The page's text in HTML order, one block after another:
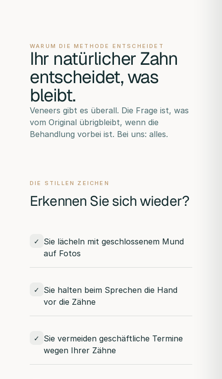
WARUM DIE METHODE ENTSCHEIDET
Ihr natürlicher Zahn
entscheidet, was
bleibt.
Veneers gibt es überall. Die Frage ist, was
vom Original übrigbleibt, wenn die
Behandlung vorbei ist. Bei uns: alles.
DIE STILLEN ZEICHEN
Erkennen Sie sich wieder?
✓
Sie lächeln mit geschlossenem Mund
auf Fotos
✓
Sie halten beim Sprechen die Hand
vor die Zähne
✓
Sie vermeiden geschäftliche Termine
wegen Ihrer Zähne